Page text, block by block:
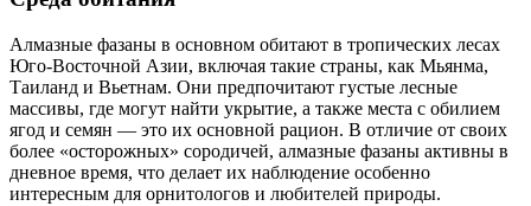
Алмазные фазаны в основном обитают в тропических лесах
Юго-Восточной Азии, включая такие страны, как Мьянма,
Таиланд и Вьетнам. Они предпочитают густые лесные
массивы, где могут найти укрытие, а также места с обилием
ягод и семян — это их основной рацион. В отличие от своих
более «осторожных» сородичей, алмазные фазаны активны в
дневное время, что делает их наблюдение особенно
интересным для орнитологов и любителей природы.